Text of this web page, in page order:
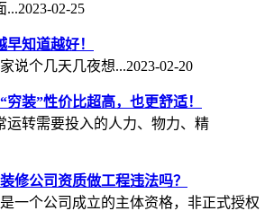
...2023-02-25
知道越好！
说个几天几夜想...2023-02-20
装”性价比超高，也更舒适！
运转需要投入的人力、物力、精
修公司资质做工程违法吗？
一个公司成立的主体资格，非正式授权